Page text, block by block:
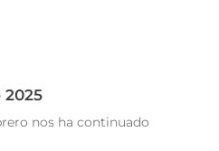
nos ha continuado